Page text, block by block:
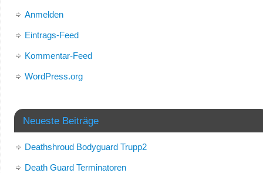
Anmelden
Eintrags-Feed
Kommentar-Feed
WordPress.org
Neueste Beiträge
Deathshroud Bodyguard Trupp2
Death Guard Terminatoren